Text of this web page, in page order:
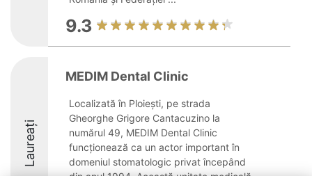
9.3
Laureați
MEDIM Dental Clinic
Localizată în Ploiești, pe strada
Gheorghe Grigore Cantacuzino la
numărul 49, MEDIM Dental Clinic
funcționează ca un actor important în
domeniul stomatologic privat începând